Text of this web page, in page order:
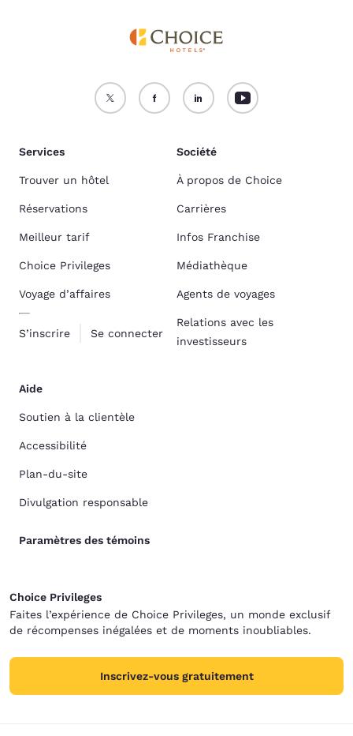
Services
Trouver un hôtel
Réservations
Meilleur tarif
Choice Privileges
Voyage d’affaires
S’inscrire Se connecter
Société
À propos de Choice
Carrières
Infos Franchise
Médiathèque
Agents de voyages
Relations avec les
investisseurs
Aide
Soutien à la clientèle
Accessibilité
Plan-du-site
Divulgation responsable
Paramètres des témoins
Choice Privileges
Faites l’expérience de Choice Privileges, un monde exclusif
de récompenses inégalées et de moments inoubliables.
Inscrivez-vous gratuitement